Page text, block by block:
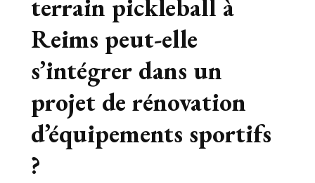
terrain pickleball à
Reims peut-elle
s’intégrer dans un
projet de rénovation
d’équipements sportifs
?